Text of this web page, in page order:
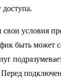
условия
быть может
Перед